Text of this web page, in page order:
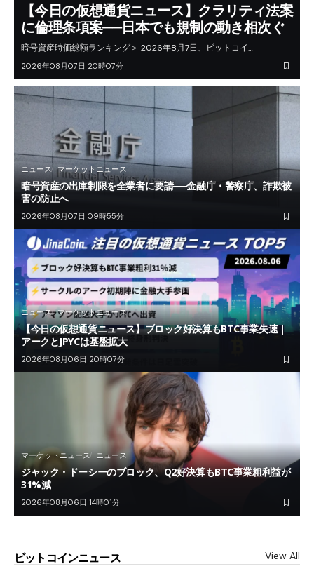
【今日の仮想通貨ニュース】クラリティ法案
に倫理条項案──日本でも規制の動き相次ぐ
暗号資産時価総額ランキング＞ 2026年8月7日、ビットコイ…
2026年08月07日 20時07分
ニュース マーケットニュース
暗号資産の出庫制限を全業者に要請──金融庁・警察庁、詐欺被
害の防止へ
2026年08月07日 09時55分
ニュース マーケットニュース
【今日の仮想通貨ニュース】ブロック好決算もBTC事業失速｜
アークとJPYCは基盤拡大
2026年08月06日 20時07分
マーケットニュース ニュース
ジャック・ドーシーのブロック、Q2好決算もBTC事業粗利益が
31%減
2026年08月06日 14時01分
ビットコインニュース View All